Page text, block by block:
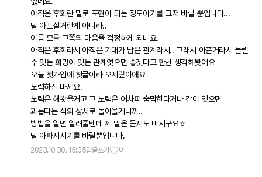
아직은 후회란 말로 표현이 되는 정도이기를 그저 바랄 뿐입니다...
덜 아프실거란게 아니라..
이름 모를 그쪽의 마음을 걱정하게 되네요.
아직은 후회라서 아직은 기대가 남은 관계라서.. 그래서 아픈거라서 돌릴
수 잇는 희망이 잇는 관계엿으면 좋겟다고 한번 생각해봣어요
오늘 첫가입에 첫글이라 오지랖이에요
노력하진 마세요.
노력은 해봣을거고 그 노력은 어차피 숨막힌다거나 같이 잇으면
괴롭다는 식의 상처로 돌아올거니까..
방법을 알면 알려줄텐데 제 말은 듣지도 마시구요ㅎ
덜 아파지시기를 바랄뿐입니다.
2023.10.30. 15:05답글쓰기 0